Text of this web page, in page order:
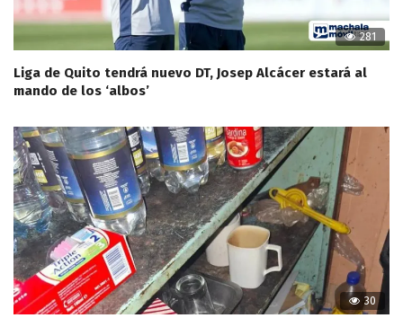
281
Liga de Quito tendrá nuevo DT, Josep Alcácer estará al
mando de los ‘albos’
30